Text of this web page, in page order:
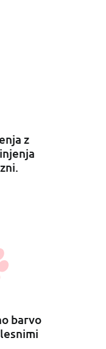
z
barvo